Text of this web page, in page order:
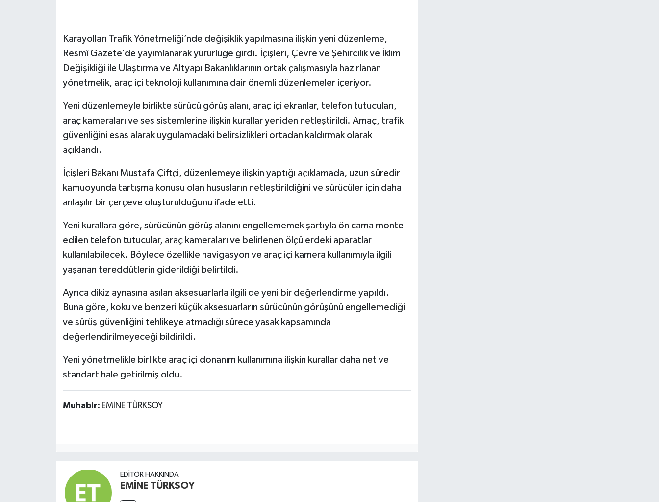
Karayolları Trafik Yönetmeliği’nde değişiklik yapılmasına ilişkin yeni düzenleme,
Resmî Gazete’de yayımlanarak yürürlüğe girdi. İçişleri, Çevre ve Şehircilik ve İklim
Değişikliği ile Ulaştırma ve Altyapı Bakanlıklarının ortak çalışmasıyla hazırlanan
yönetmelik, araç içi teknoloji kullanımına dair önemli düzenlemeler içeriyor.
Yeni düzenlemeyle birlikte sürücü görüş alanı, araç içi ekranlar, telefon tutucuları,
araç kameraları ve ses sistemlerine ilişkin kurallar yeniden netleştirildi. Amaç, trafik
güvenliğini esas alarak uygulamadaki belirsizlikleri ortadan kaldırmak olarak
açıklandı.
İçişleri Bakanı Mustafa Çiftçi, düzenlemeye ilişkin yaptığı açıklamada, uzun süredir
kamuoyunda tartışma konusu olan hususların netleştirildiğini ve sürücüler için daha
anlaşılır bir çerçeve oluşturulduğunu ifade etti.
Yeni kurallara göre, sürücünün görüş alanını engellememek şartıyla ön cama monte
edilen telefon tutucular, araç kameraları ve belirlenen ölçülerdeki aparatlar
kullanılabilecek. Böylece özellikle navigasyon ve araç içi kamera kullanımıyla ilgili
yaşanan tereddütlerin giderildiği belirtildi.
Ayrıca dikiz aynasına asılan aksesuarlarla ilgili de yeni bir değerlendirme yapıldı.
Buna göre, koku ve benzeri küçük aksesuarların sürücünün görüşünü engellemediği
ve sürüş güvenliğini tehlikeye atmadığı sürece yasak kapsamında
değerlendirilmeyeceği bildirildi.
Yeni yönetmelikle birlikte araç içi donanım kullanımına ilişkin kurallar daha net ve
standart hale getirilmiş oldu.
Muhabir: EMİNE TÜRKSOY
EDITÖR HAKKINDA
EMİNE TÜRKSOY